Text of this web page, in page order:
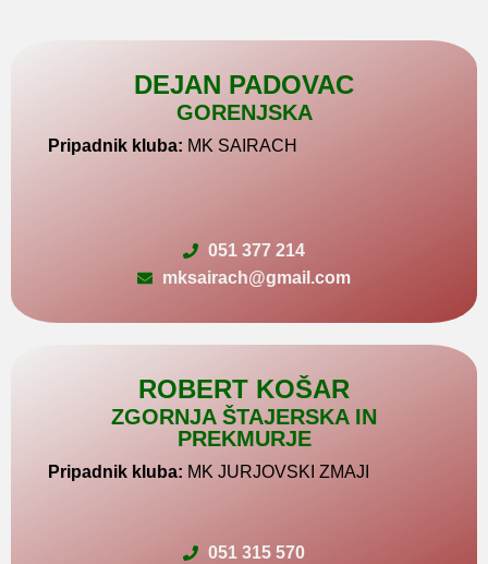
DEJAN PADOVAC
GORENJSKA
Pripadnik kluba: MK SAIRACH
051 377 214
mksairach@gmail.com
ROBERT KOŠAR
ZGORNJA ŠTAJERSKA IN
PREKMURJE
Pripadnik kluba: MK JURJOVSKI ZMAJI
051 315 570